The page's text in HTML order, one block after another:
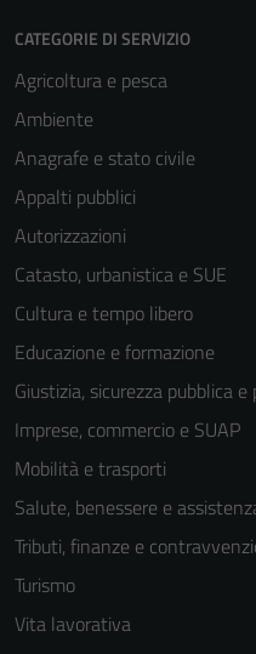
CATEGORIE DI SERVIZIO
Agricoltura e pesca
Ambiente
Anagrafe e stato civile
Appalti pubblici
Autorizzazioni
Catasto, urbanistica e SUE
Cultura e tempo libero
Educazione e formazione
Giustizia, sicurezza pubblica
Imprese, commercio e SUAP
Mobilità e trasporti
Salute, benessere e
Tributi, finanze e
Turismo
Vita lavorativa